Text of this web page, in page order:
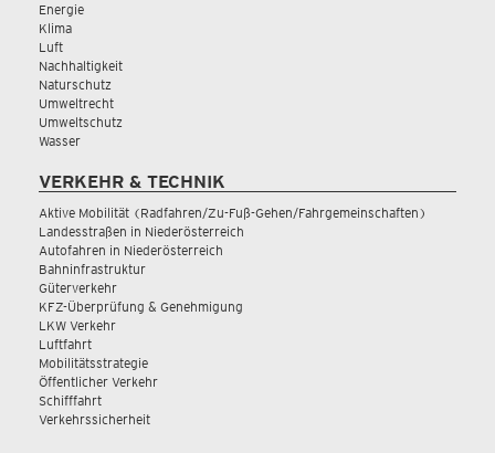
Energie
Klima
Luft
Nachhaltigkeit
Naturschutz
Umweltrecht
Umweltschutz
Wasser
VERKEHR & TECHNIK
Aktive Mobilität (Radfahren/Zu-Fuß-Gehen/Fahrgemeinschaften)
Landesstraßen in Niederösterreich
Autofahren in Niederösterreich
Bahninfrastruktur
Güterverkehr
KFZ-Überprüfung & Genehmigung
LKW Verkehr
Luftfahrt
Mobilitätsstrategie
Öffentlicher Verkehr
Schifffahrt
Verkehrssicherheit